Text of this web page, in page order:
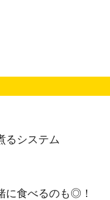
るシステム
に食べるのも◎！